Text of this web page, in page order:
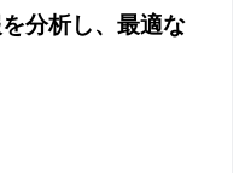
分析し、最適な